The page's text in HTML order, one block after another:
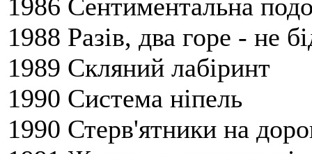
1986 Сентиментальна
1988 Разів, два горе - не
1989 Скляний лабіринт
1990 Система ніпель
1990 Стерв'ятники на